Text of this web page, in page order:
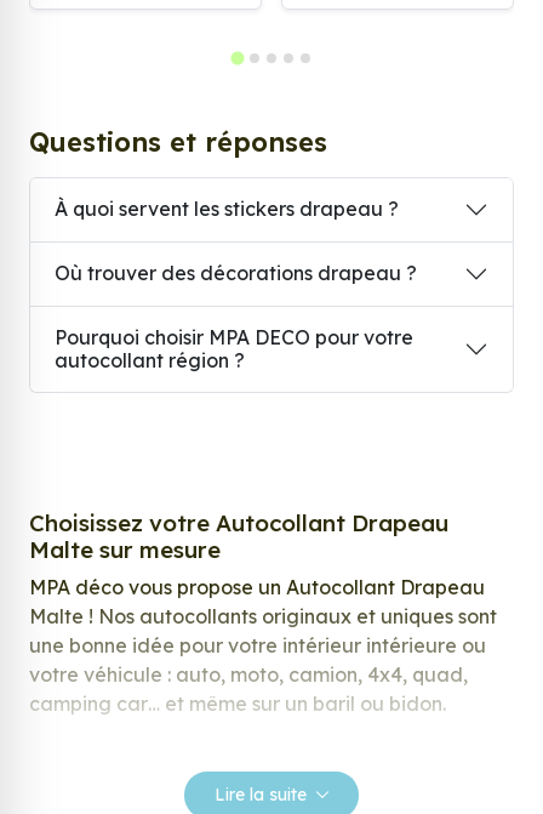
Questions et réponses
À quoi servent les stickers drapeau ?
Où trouver des décorations drapeau ?
Pourquoi choisir MPA DECO pour votre
autocollant région ?
Choisissez votre Autocollant Drapeau
Malte sur mesure
MPA déco vous propose un Autocollant Drapeau
Malte ! Nos autocollants originaux et uniques sont
une bonne idée pour votre intérieur intérieure ou
votre véhicule : auto, moto, camion, 4x4, quad,
camping car… et même sur un baril ou bidon.
répondre à vos attentes, laissez vous inspirer parmi
Lire la suite